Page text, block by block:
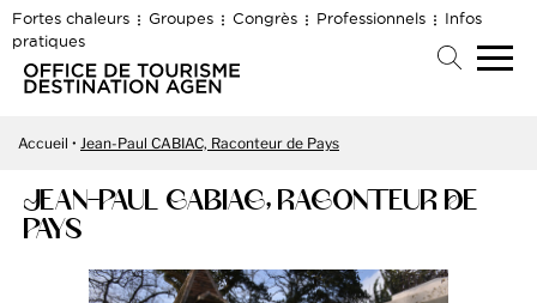
Fortes chaleurs Groupes Congrès Professionnels
Infos
pratiques
Accueil Jean-Paul CABIAC, Raconteur de Pays
JEAN-PAUL CABIAC, RACONTEUR DE
PAYS